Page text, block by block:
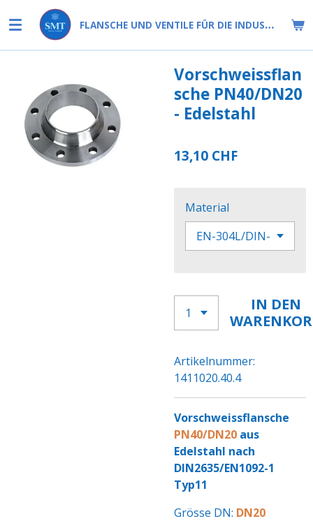
Hauptinhalt
springen
FLANSCHE UND VENTILE FÜR DIE INDUSTRIE
Vorschweissflan
sche PN40/DN20
- Edelstahl
13,10 CHF
Material
IN DEN
Artikelnummer:
1411020.40.4
Vorschweissflansche
PN40/DN20 aus
Edelstahl nach
DIN2635/EN1092-1
Typ11
Grösse DN: DN20